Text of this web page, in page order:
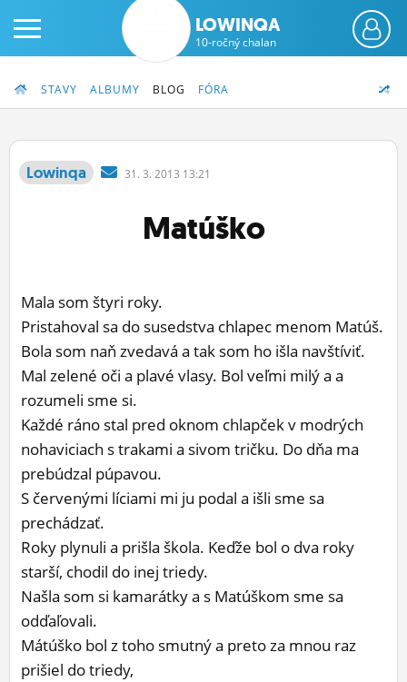
PRIHLÁS SA
STATUSY
BLOGY
OBRÁZKY
ĽUDIA
MÔJ PROFIL
NASTAVENIA
ROLETA
LOWINQA
10-ročný chalan
STAVY ALBUMY BLOG FÓRA
Lowinqa 31. 3. 2013 13:21
Matúško
Mala som štyri roky.
Pristahoval sa do susedstva chlapec menom Matúš.
Bola som naň zvedavá a tak som ho išla navštíviť.
Mal zelené oči a plavé vlasy. Bol veľmi milý a a
rozumeli sme si.
Každé ráno stal pred oknom chlapček v modrých
nohaviciach s trakami a sivom tričku. Do dňa ma
prebúdzal púpavou.
S červenými líciami mi ju podal a išli sme sa
prechádzať.
Roky plynuli a prišla škola. Keďže bol o dva roky
starší, chodil do inej triedy.
Našla som si kamarátky a s Matúškom sme sa
odďaľovali.
Mátúško bol z toho smutný a preto za mnou raz
prišiel do triedy,